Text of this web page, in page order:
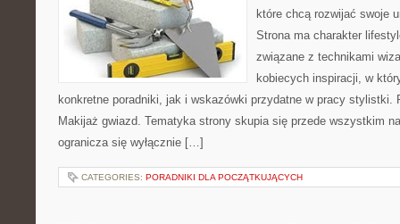
które chcą rozwijać swoje
Strona ma charakter
związane z technikami
kobiecych inspiracji, w
konkretne poradniki, jak i wskazówki przydatne w pracy stylistki.
Makijaż gwiazd. Tematyka strony skupia się przede wszystkim
ogranicza się wyłącznie […]
CATEGORIES: PORADNIKI DLA POCZĄTKUJĄCYCH